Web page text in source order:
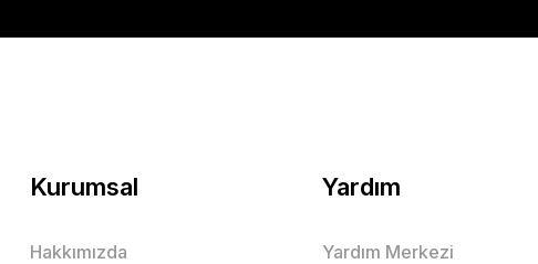
Kurumsal
Hakkımızda
Yardım
Yardım Merkezi